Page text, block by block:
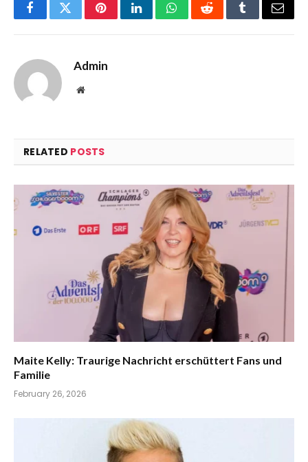
FacebookTwitterPinterestLinkedInWhatsAppRedditTumblrEmail
Admin
Website
RELATED POSTS
Maite Kelly: Traurige Nachricht erschüttert Fans und
Familie
February 26, 2026